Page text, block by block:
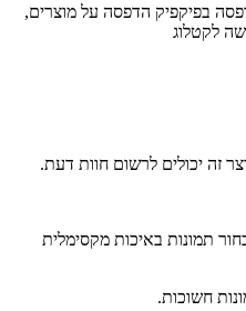
בפיקפיק הדפסה על מוצרים,
לקטלוג
זה יכולים לרשום חוות דעת.
תמונות באיכות מקסימלית
חשוכות.